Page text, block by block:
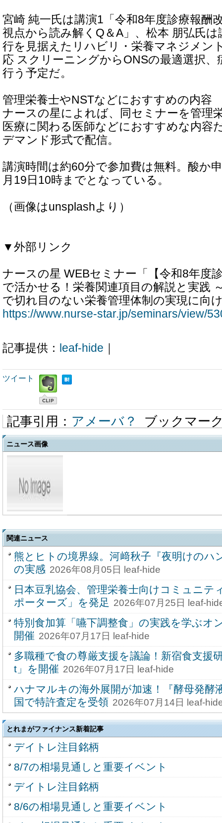
宮崎 純一氏は講演1「令和8年度診療報酬
視点から読み解くQ＆A」、松本 朋弘氏
行を見据えたリハビリ・栄養マネジメン
応 スクリーニングからONSの最適選択、
行う予定だ。
管理栄養士やNSTなどにおすすめの内容
ナースの星によれば、同セミナーを管理
医療に関わる医師などにおすすめな内容
デマンド形式で配信。
講演時間は約60分で参加費は無料。酸か
月19日10時までとなっている。
（画像はunsplashより）
▼外部リンク
ナースの星 WEBセミナー「【令和8年度
で活かせる！栄養関連項目の解説と実践
で切れ目のない栄養管理体制の実現に向
https://www.nurse-star.jp/seminars/view/
記事提供： leaf-hide
ツイート
記事引用： アメーバ？ ブックマー
ニュース画像
関連ニュース
熊とヒトの境界線。河﨑秋子『夜明けのハ
の実感 2026年08月05日 leaf-hide
日本豆乳協会、管理栄養士向けコミュニテ
ポーターズ」を発足 2026年07月25日 leaf-
特別食加算「嚥下調整食」の実践を学ぶオ
開催 2026年07月17日 leaf-hide
多職種で食の尊厳支援を議論！新宿食支援
t」を開催 2026年07月17日 leaf-hide
ハナマルキの海外展開が加速！『酵母発酵
国で特許査定を受領 2026年07月14日 leaf-
とれまがファイナンス新着記事
デイトレ注目銘柄
8/7の相場見通しと重要イベント
デイトレ注目銘柄
8/6の相場見通しと重要イベント